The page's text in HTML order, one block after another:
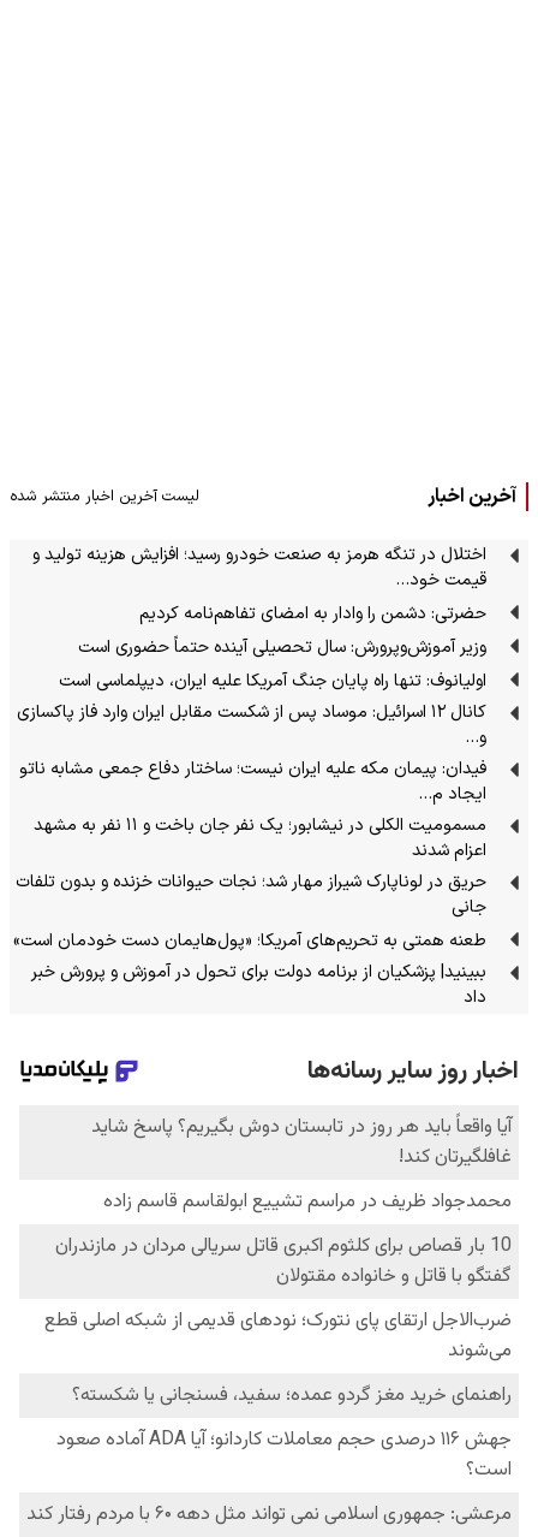
آخرین اخبار لیست آخرین اخبار منتشر شده
اختلال در تنگه هرمز به صنعت خودرو رسید؛ افزایش هزینه تولید و
قیمت خود…
حضرتی: دشمن را وادار به امضای تفاهم‌نامه کردیم
وزیر آموزش‌وپرورش: سال تحصیلی آینده حتماً حضوری است
اولیانوف: تنها راه پایان جنگ آمریکا علیه ایران، دیپلماسی است
کانال ۱۲ اسرائیل: موساد پس از شکست مقابل ایران وارد فاز پاکسازی
و…
فیدان: پیمان مکه علیه ایران نیست؛ ساختار دفاع جمعی مشابه ناتو
ایجاد م…
مسمومیت الکلی در نیشابور؛ یک نفر جان باخت و ۱۱ نفر به مشهد
اعزام شدند
حریق در لوناپارک شیراز مهار شد؛ نجات حیوانات خزنده و بدون تلفات
جانی
طعنه همتی به تحریم‌های آمریکا؛ «پول‌هایمان دست خودمان است»
ببینید| پزشکیان از برنامه دولت برای تحول در آموزش و پرورش خبر
داد